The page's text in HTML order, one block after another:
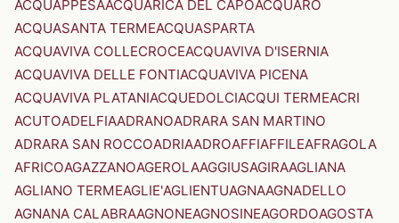
ACQUAPPESAACQUARICA DEL CAPOACQUARO
ACQUASANTA TERMEACQUASPARTA
ACQUAVIVA COLLECROCEACQUAVIVA D'ISERNIA
ACQUAVIVA DELLE FONTIACQUAVIVA PICENA
ACQUAVIVA PLATANIACQUEDOLCIACQUI TERMEACRI
ACUTOADELFIAADRANOADRARA SAN MARTINO
ADRARA SAN ROCCOADRIAADROAFFIAFFILEAFRAGOLA
AFRICOAGAZZANOAGEROLAAGGIUSAGIRAAGLIANA
AGLIANO TERMEAGLIE'AGLIENTUAGNAAGNADELLO
AGNANA CALABRAAGNONEAGNOSINEAGORDOAGOSTA